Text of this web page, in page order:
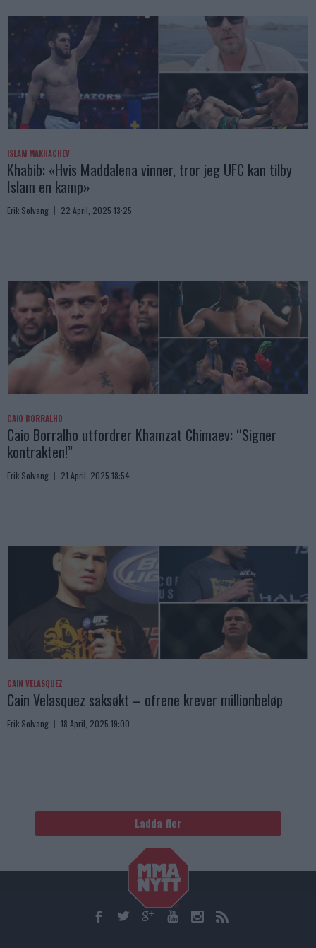
ISLAM MAKHACHEV
Khabib: «Hvis Maddalena vinner, tror jeg UFC kan tilby
Islam en kamp»
Erik Solvang 22 April, 2025 13:25
CAIO BORRALHO
Caio Borralho utfordrer Khamzat Chimaev: “Signer
kontrakten!”
Erik Solvang 21 April, 2025 18:54
CAIN VELASQUEZ
Cain Velasquez saksøkt – ofrene krever millionbeløp
Erik Solvang 18 April, 2025 19:00
Ladda fler